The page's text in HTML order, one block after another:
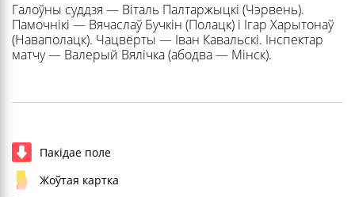
Галоўны суддзя — Віталь Палтаржыцкі (Чэрвень).
Памочнікі — Вячаслаў Бучкін (Полацк) і Ігар Харытонаў
(Наваполацк). Чацвёрты — Іван Кавальскі. Інспектар
матчу — Валерый Вялічка (абодва — Мінск).
Пакідае поле
Жоўтая картка